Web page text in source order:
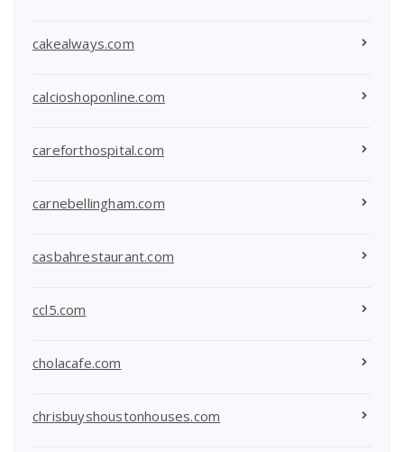
cakealways.com
calcioshoponline.com
careforthospital.com
carnebellingham.com
casbahrestaurant.com
ccl5.com
cholacafe.com
chrisbuyshoustonhouses.com